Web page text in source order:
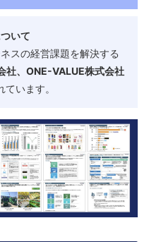
いて
スの経営課題を解決する
社、ONE-VALUE株式会社
います。